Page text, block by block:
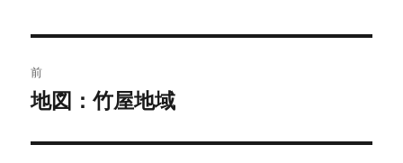
稿
前
前
投
地図：竹屋地域